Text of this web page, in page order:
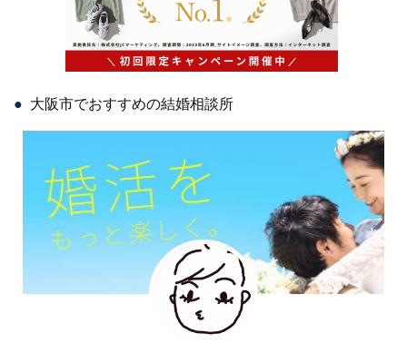
大阪市でおすすめの結婚相談所